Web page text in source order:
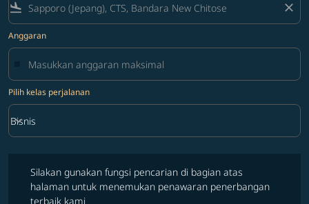
flight_land close
Anggaran
Pilih kelas perjalanan
Pilih kelas perjalanan option Bisnis Selected
Bisnis
keyboard_arrow_down
Silakan gunakan fungsi pencarian di bagian atas
halaman untuk menemukan penawaran penerbangan
terbaik kami